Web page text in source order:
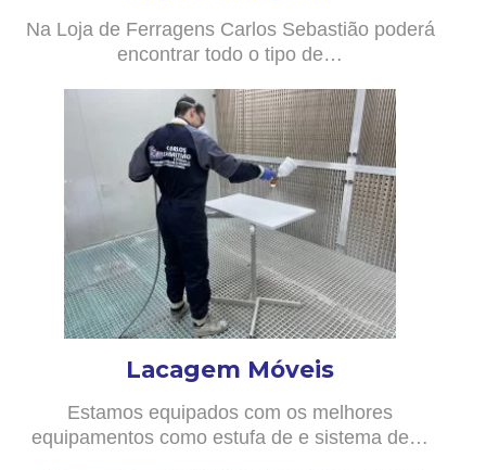
Na Loja de Ferragens Carlos Sebastião poderá
encontrar todo o tipo de…
Lacagem Móveis
Estamos equipados com os melhores
equipamentos como estufa de e sistema de…